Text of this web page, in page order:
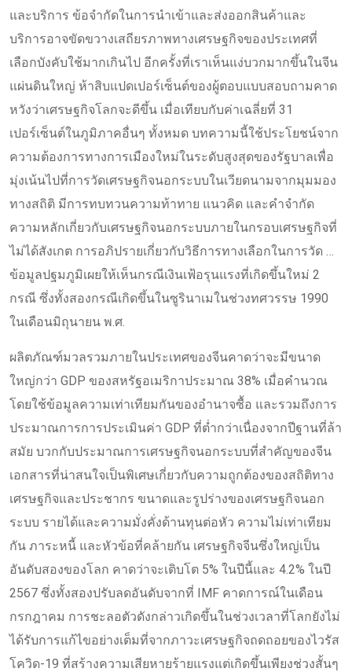
และบริการ ข้อจำกัดในการนำเข้าและส่งออกสินค้าและ
บริการอาจขัดขวางเสถียรภาพทางเศรษฐกิจของประเทศที่
เลือกบังคับใช้มากเกินไป อีกครั้งที่เราเห็นแง่บวกมากขึ้นในจีน
แผ่นดินใหญ่ ห้าสิบแปดเปอร์เซ็นต์ของผู้ตอบแบบสอบถามคาด
หวังว่าเศรษฐกิจโลกจะดีขึ้น เมื่อเทียบกับค่าเฉลี่ยที่ 31
เปอร์เซ็นต์ในภูมิภาคอื่นๆ ทั้งหมด บทความนี้ใช้ประโยชน์จาก
ความต้องการทางการเมืองใหม่ในระดับสูงสุดของรัฐบาลเพื่อ
มุ่งเน้นไปที่การวัดเศรษฐกิจนอกระบบในเวียดนามจากมุมมอง
ทางสถิติ มีการทบทวนความท้าทาย แนวคิด และคำจำกัด
ความหลักเกี่ยวกับเศรษฐกิจนอกระบบภายในกรอบเศรษฐกิจที่
ไม่ได้สังเกต การอภิปรายเกี่ยวกับวิธีการทางเลือกในการวัด …
ข้อมูลปฐมภูมิเผยให้เห็นกรณีเงินเฟ้อรุนแรงที่เกิดขึ้นใหม่ 2
กรณี ซึ่งทั้งสองกรณีเกิดขึ้นในซูรินาเมในช่วงทศวรรษ 1990
ในเดือนมิถุนายน พ.ศ.
ผลิตภัณฑ์มวลรวมภายในประเทศของจีนคาดว่าจะมีขนาด
ใหญ่กว่า GDP ของสหรัฐอเมริกาประมาณ 38% เมื่อคำนวณ
โดยใช้ข้อมูลความเท่าเทียมกันของอำนาจซื้อ และรวมถึงการ
ประมาณการการประเมินค่า GDP ที่ต่ำกว่าเนื่องจากปีฐานที่ล้า
สมัย บวกกับประมาณการเศรษฐกิจนอกระบบที่สำคัญของจีน
เอกสารที่น่าสนใจเป็นพิเศษเกี่ยวกับความถูกต้องของสถิติทาง
เศรษฐกิจและประชากร ขนาดและรูปร่างของเศรษฐกิจนอก
ระบบ รายได้และความมั่งคั่งด้านทุนต่อหัว ความไม่เท่าเทียม
กัน ภาระหนี้ และหัวข้อที่คล้ายกัน เศรษฐกิจจีนซึ่งใหญ่เป็น
อันดับสองของโลก คาดว่าจะเติบโต 5% ในปีนี้และ 4.2% ในปี
2567 ซึ่งทั้งสองปรับลดอันดับจากที่ IMF คาดการณ์ในเดือน
กรกฎาคม การชะลอตัวดังกล่าวเกิดขึ้นในช่วงเวลาที่โลกยังไม่
ได้รับการแก้ไขอย่างเต็มที่จากภาวะเศรษฐกิจถดถอยของไวรัส
โควิด-19 ที่สร้างความเสียหายร้ายแรงแต่เกิดขึ้นเพียงช่วงสั้นๆ